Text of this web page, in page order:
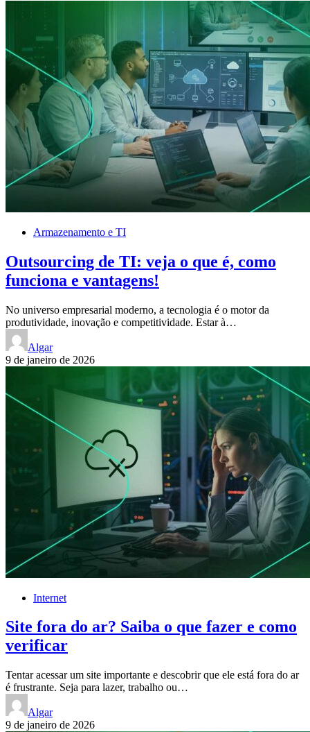
Armazenamento e TI
Outsourcing de TI: veja o que é, como
funciona e vantagens!
No universo empresarial moderno, a tecnologia é o motor da
produtividade, inovação e competitividade. Estar à…
Algar
9 de janeiro de 2026
Internet
Site fora do ar? Saiba o que fazer e como
verificar
Tentar acessar um site importante e descobrir que ele está fora do ar
é frustrante. Seja para lazer, trabalho ou…
Algar
9 de janeiro de 2026